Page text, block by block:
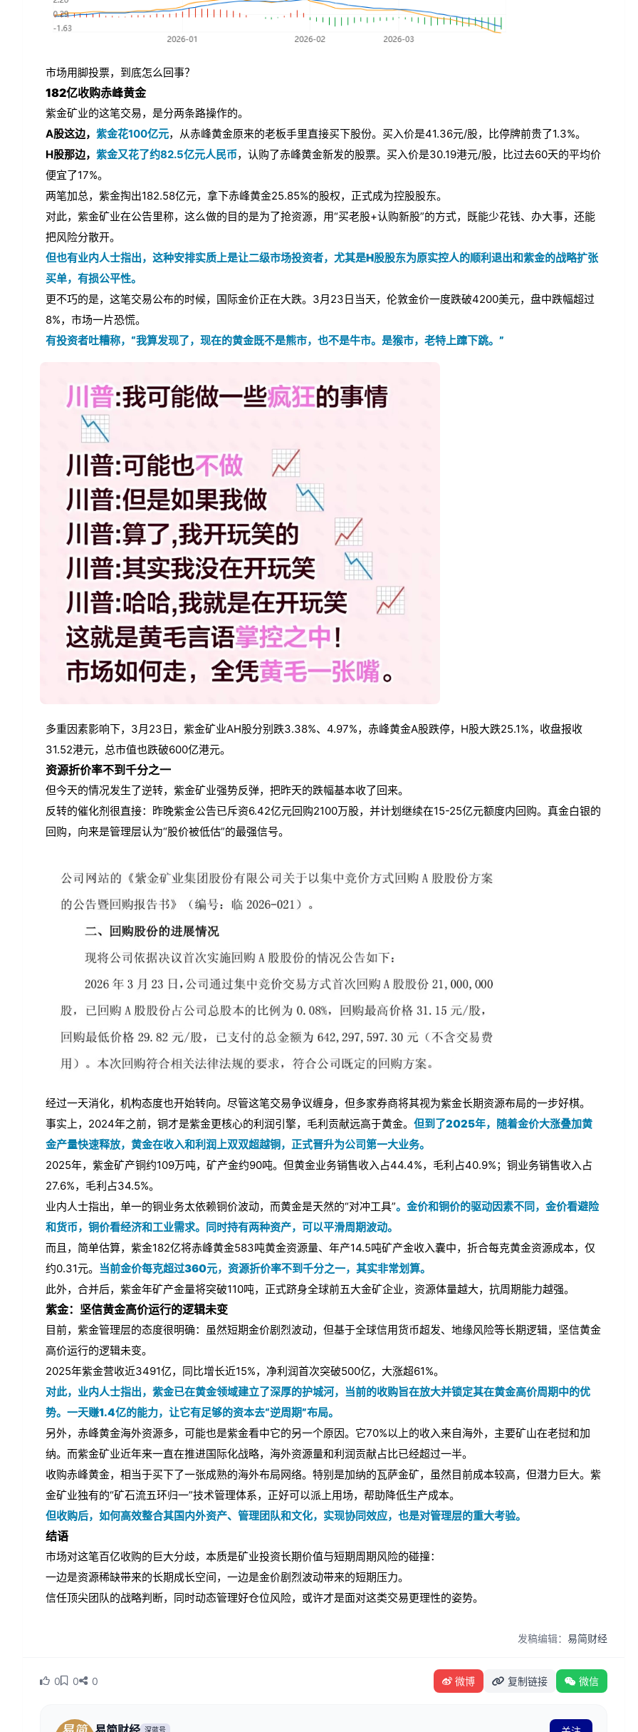
市场用脚投票，到底怎么回事？
182亿收购赤峰黄金
紫金矿业的这笔交易，是分两条路操作的。
A股这边， 紫金花100亿元，从赤峰黄金原来的老板手里直接买下股份。买入价是41.36元/股，比停牌前贵了1.3%。
H股那边， 紫金又花了约82.5亿元人民币，认购了赤峰黄金新发的股票。买入价是30.19港元/股，比过去60天的平均价
便宜了17%。
两笔加总，紫金掏出182.58亿元，拿下赤峰黄金25.85%的股权，正式成为控股股东。
对此，紫金矿业在公告里称，这么做的目的是为了抢资源，用“买老股+认购新股”的方式，既能少花钱、办大事，还能
把风险分散开。
但也有业内人士指出，这种安排实质上是让二级市场投资者，尤其是H股股东为原实控人的顺利退出和紫金的战略扩张
买单，有损公平性。
更不巧的是，这笔交易公布的时候，国际金价正在大跌。3月23日当天，伦敦金价一度跌破4200美元，盘中跌幅超过
8%，市场一片恐慌。
有投资者吐糟称，“我算发现了，现在的黄金既不是熊市，也不是牛市。是猴市，老特上蹿下跳。”
多重因素影响下，3月23日，紫金矿业AH股分别跌3.38%、4.97%，赤峰黄金A股跌停，H股大跌25.1%，收盘报收
31.52港元，总市值也跌破600亿港元。
资源折价率不到千分之一
但今天的情况发生了逆转，紫金矿业强势反弹，把昨天的跌幅基本收了回来。
反转的催化剂很直接：昨晚紫金公告已斥资6.42亿元回购2100万股，并计划继续在15-25亿元额度内回购。真金白银的
回购，向来是管理层认为“股价被低估”的最强信号。
经过一天消化，机构态度也开始转向。尽管这笔交易争议缠身，但多家券商将其视为紫金长期资源布局的一步好棋。
事实上，2024年之前，铜才是紫金更核心的利润引擎，毛利贡献远高于黄金。 但到了2025年，随着金价大涨叠加黄
金产量快速释放，黄金在收入和利润上双双超越铜，正式晋升为公司第一大业务。
2025年，紫金矿产铜约109万吨，矿产金约90吨。但黄金业务销售收入占44.4%，毛利占40.9%；铜业务销售收入占
27.6%，毛利占34.5%。
业内人士指出，单一的铜业务太依赖铜价波动，而黄金是天然的“对冲工具”。金价和铜价的驱动因素不同，金价看避险
和货币，铜价看经济和工业需求。同时持有两种资产，可以平滑周期波动。
而且，简单估算，紫金182亿将赤峰黄金583吨黄金资源量、年产14.5吨矿产金收入囊中，折合每克黄金资源成本，仅
约0.31元。
当前金价每克超过360元，资源折价率不到千分之一，其实非常划算。
此外，合并后，紫金年矿产金量将突破110吨，正式跻身全球前五大金矿企业，资源体量越大，抗周期能力越强。
紫金：坚信黄金高价运行的逻辑未变
目前，紫金管理层的态度很明确：虽然短期金价剧烈波动，但基于全球信用货币超发、地缘风险等长期逻辑，坚信黄金
高价运行的逻辑未变。
2025年紫金营收近3491亿，同比增长近15%，净利润首次突破500亿，大涨超61%。
对此，业内人士指出，紫金已在黄金领域建立了深厚的护城河，当前的收购旨在放大并锁定其在黄金高价周期中的优
势。一天赚1.4亿的能力，让它有足够的资本去“逆周期”布局。
另外，赤峰黄金海外资源多，可能也是紫金看中它的另一个原因。它70%以上的收入来自海外，主要矿山在老挝和加
纳。而紫金矿业近年来一直在推进国际化战略，海外资源量和利润贡献占比已经超过一半。
收购赤峰黄金，相当于买下了一张成熟的海外布局网络。特别是加纳的瓦萨金矿，虽然目前成本较高，但潜力巨大。紫
金矿业独有的“矿石流五环归一”技术管理体系，正好可以派上用场，帮助降低生产成本。
但收购后，如何高效整合其国内外资产、管理团队和文化，实现协同效应，也是对管理层的重大考验。
结语
市场对这笔百亿收购的巨大分歧，本质是矿业投资长期价值与短期周期风险的碰撞：
一边是资源稀缺带来的长期成长空间，一边是金价剧烈波动带来的短期压力。
信任顶尖团队的战略判断，同时动态管理好仓位风险，或许才是面对这类交易更理性的姿势。
发稿编辑：易简财经
0 0 0 微博 复制链接 微信
深蓝号